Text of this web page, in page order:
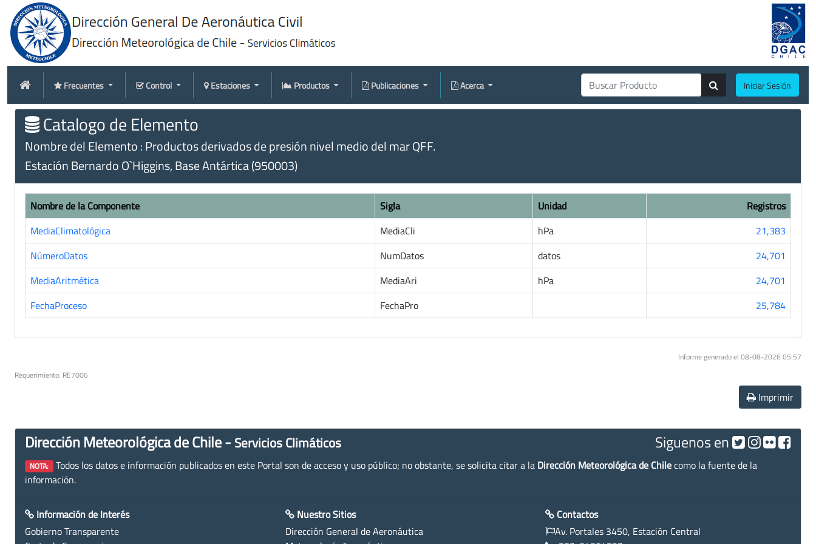
Frecuentes Control Estaciones Productos Publicaciones Acerca Iniciar Sesión
Catalogo de Elemento
Nombre del Elemento : Productos derivados de presión nivel medio del mar QFF.
Estación Bernardo O`Higgins, Base Antártica (950003)
Nombre de la Componente Sigla Unidad
Registros
MediaClimatológica
MediaCli hPa
21,383
NúmeroDatos
NumDatos datos
24,701
MediaAritmética
MediaAri hPa
24,701
FechaProceso
FechaPro 25,784
Informe generado el 08-08-2026 05:57
Requerimiento: RE7006
Imprimir
Dirección Meteorológica de Chile - Servicios Climáticos Siguenos en
NOTA: Todos los datos e información publicados en este Portal son de acceso y uso público; no obstante, se solicita citar a la Dirección Meteorológica de Chilecomo la fuente de la
información.
Información de Interés
Gobierno Transparente
Nuestro Sitios
Dirección General de Aeronáutica
Contactos
Av. Portales 3450, Estación Central